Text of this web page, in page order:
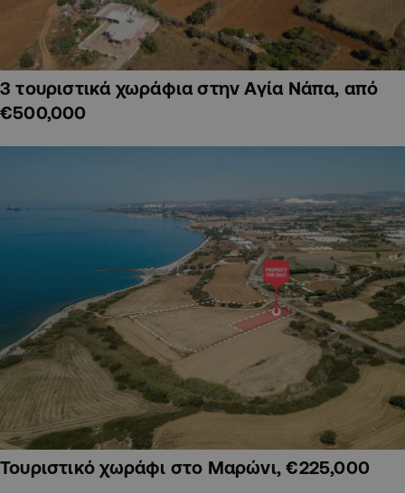
3 τουριστικά χωράφια στην Αγία Νάπα, από
€500,000
Τουριστικό χωράφι στο Μαρώνι, €225,000